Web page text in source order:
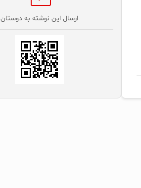
ارسال این نوشته به دوستان‌